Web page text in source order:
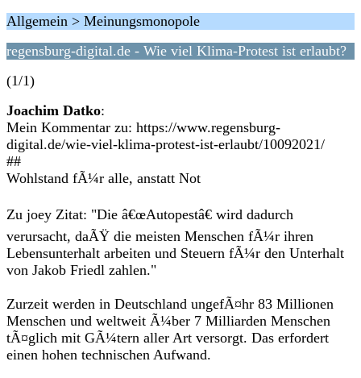
Allgemein > Meinungsmonopole
regensburg-digital.de - Wie viel Klima-Protest ist erlaubt?
(1/1)
Joachim Datko:
Mein Kommentar zu: https://www.regensburg-
digital.de/wie-viel-klima-protest-ist-erlaubt/10092021/
##
Wohlstand fÃ¼r alle, anstatt Not
Zu joey Zitat: "Die â€œAutopestâ€ wird dadurch
verursacht, daÃŸ die meisten Menschen fÃ¼r ihren
Lebensunterhalt arbeiten und Steuern fÃ¼r den Unterhalt
von Jakob Friedl zahlen."
Zurzeit werden in Deutschland ungefÃ¤hr 83 Millionen
Menschen und weltweit Ã¼ber 7 Milliarden Menschen
tÃ¤glich mit GÃ¼tern aller Art versorgt. Das erfordert
einen hohen technischen Aufwand.